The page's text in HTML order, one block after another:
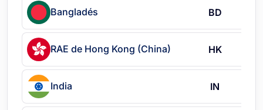
Bangladés BD
RAE de Hong Kong (China) HK
India IN